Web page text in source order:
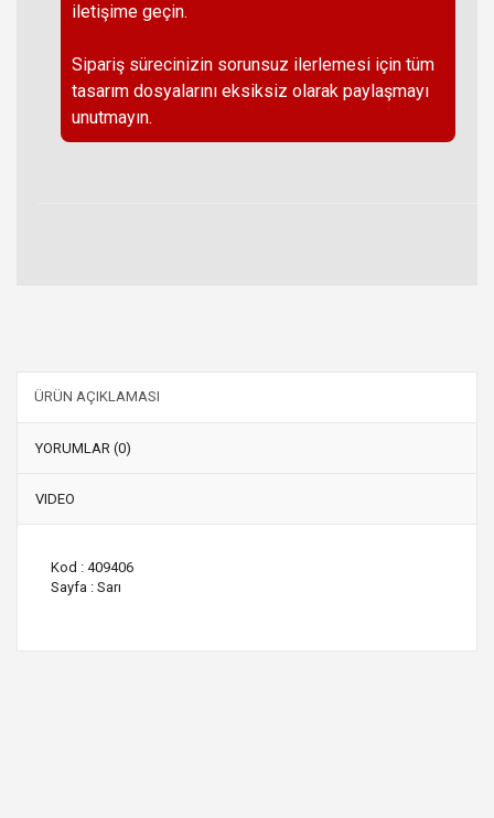
iletişime geçin.
Sipariş sürecinizin sorunsuz ilerlemesi için tüm
tasarım dosyalarını eksiksiz olarak paylaşmayı
unutmayın.
ÜRÜN AÇIKLAMASI
YORUMLAR (0)
VIDEO
Kod : 409406
Sayfa : Sarı